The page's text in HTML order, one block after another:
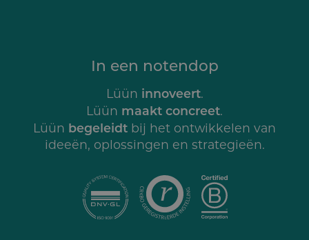
In een notendop
Lüün innoveert.
Lüün maakt concreet.
Lüün begeleidt bij het ontwikkelen van
ideeën, oplossingen en strategieën.